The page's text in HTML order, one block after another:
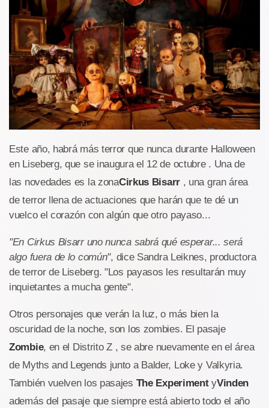
Este año, habrá más terror que nunca durante Halloween
en Liseberg, que se inaugura el 12 de octubre . Una de
las novedades es la zonaCirkus Bisarr, una gran área
de terror llena de actuaciones que harán que te dé un
vuelco el corazón con algún que otro payaso...
"En Cirkus Bisarr uno nunca sabrá qué esperar... será
algo fuera de lo común", dice Sandra Leiknes, productora
de terror de Liseberg. "Los payasos les resultarán muy
inquietantes a mucha gente".
Otros personajes que verán la luz, o más bien la
oscuridad de la noche, son los zombies. El pasaje
Zombie, en el Distrito Z , se abre nuevamente en el área
de Myths and Legends junto a Balder, Loke y Valkyria.
También vuelven los pasajes The ExperimentyVinden
además del pasaje que siempre está abierto todo el año